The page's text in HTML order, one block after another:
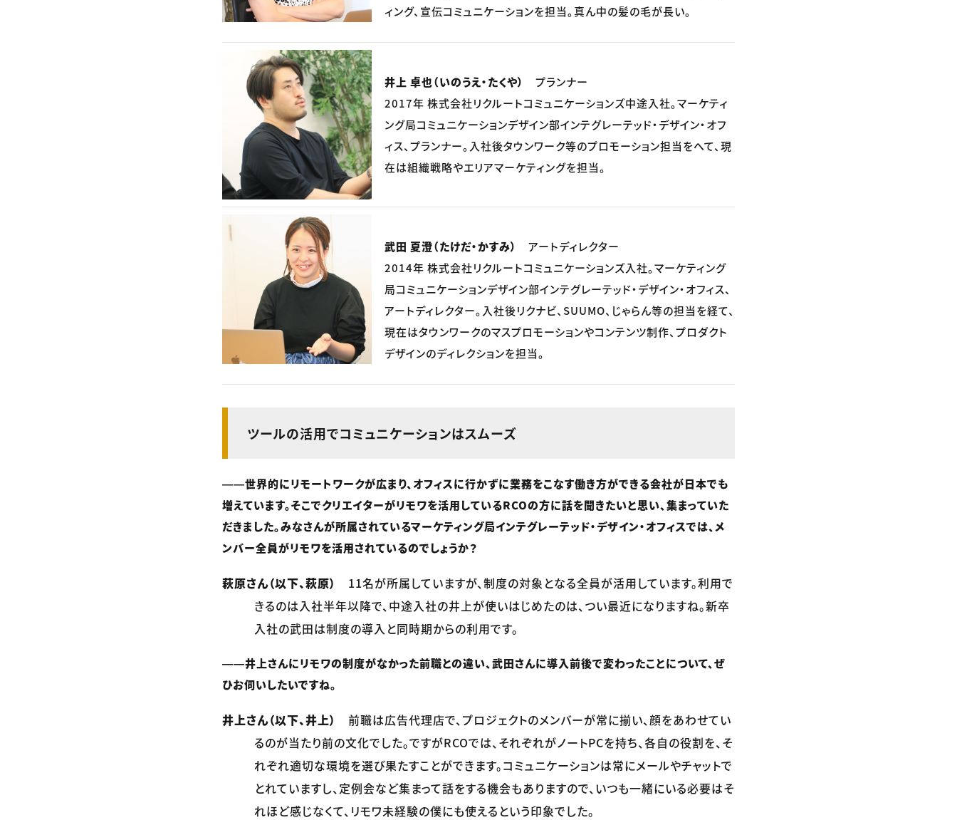
ィング、宣伝コミュニケーションを担当。真ん中の髪の毛が長い。
井上 卓也（いのうえ・たくや）
プランナー
2017年 株式会社リクルートコミュニケーションズ中途入社。マーケティ
ング局コミュニケーションデザイン部インテグレーテッド・デザイン・オフ
ィス、プランナー。入社後タウンワーク等のプロモーション担当をへて、現
在は組織戦略やエリアマーケティングを担当。
武田 夏澄（たけだ・かすみ）
アートディレクター
2014年 株式会社リクルートコミュニケーションズ入社。マーケティング
局コミュニケーションデザイン部インテグレーテッド・デザイン・オフィス、
アートディレクター。入社後リクナビ、SUUMO、じゃらん等の担当を経て、
現在はタウンワークのマスプロモーションやコンテンツ制作、プロダクト
デザインのディレクションを担当。
ツールの活用でコミュニケーションはスムーズ
――世界的にリモートワークが広まり、オフィスに行かずに業務をこなす働き方ができる会社が日本でも
増えています。そこでクリエイターがリモワを活用しているRCOの方に話を聞きたいと思い、集まっていた
だきました。みなさんが所属されているマーケティング局インテグレーテッド・デザイン・オフィスでは、メ
ンバー全員がリモワを活用されているのでしょうか？
萩原さん（以下、萩原）
11名が所属していますが、制度の対象となる全員が活用しています。利用で
きるのは入社半年以降で、中途入社の井上が使いはじめたのは、つい最近になりますね。新卒
入社の武田は制度の導入と同時期からの利用です。
――井上さんにリモワの制度がなかった前職との違い、武田さんに導入前後で変わったことについて、ぜ
ひお伺いしたいですね。
井上さん（以下、井上）
前職は広告代理店で、プロジェクトのメンバーが常に揃い、顔をあわせてい
るのが当たり前の文化でした。ですがRCOでは、それぞれがノートPCを持ち、各自の役割を、そ
れぞれ適切な環境を選び果たすことができます。コミュニケーションは常にメールやチャットで
とれていますし、定例会など集まって話をする機会もありますので、いつも一緒にいる必要はそ
れほど感じなくて、リモワ未経験の僕にも使えるという印象でした。